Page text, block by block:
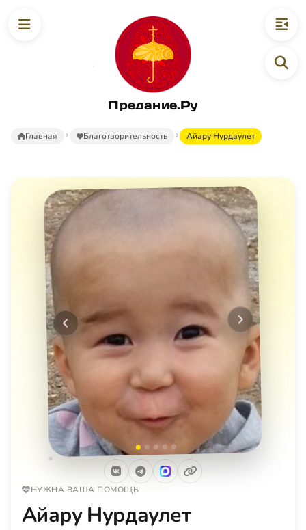
Предание.Ру
Главная Благотворительность Айару Нурдаулет
Предыдущее Следующее
НУЖНА ВАША ПОМОЩЬ
Айару Нурдаулет